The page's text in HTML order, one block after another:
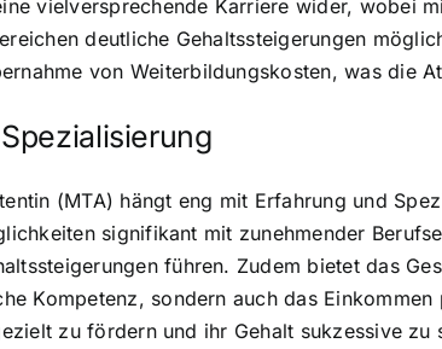
vielversprechende Karriere wider, wobei
deutliche Gehaltssteigerungen
von Weiterbildungskosten, was die
(MTA) hängt eng mit Erfahrung und
signifikant mit zunehmender
führen. Zudem bietet das
Kompetenz, sondern auch das
zu fördern und ihr Gehalt sukzessive zu